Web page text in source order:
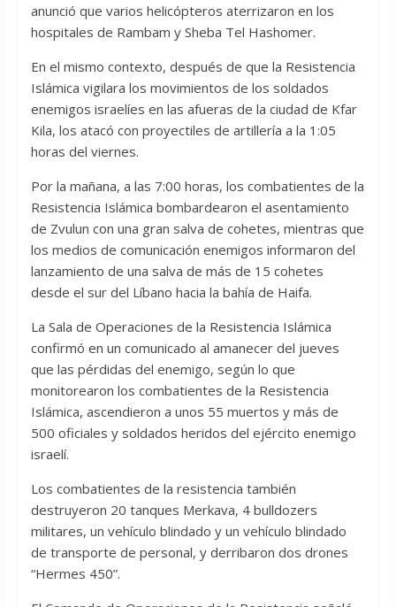
anunció que varios helicópteros aterrizaron en los
hospitales de Rambam y Sheba Tel Hashomer.
En el mismo contexto, después de que la Resistencia
Islámica vigilara los movimientos de los soldados
enemigos israelíes en las afueras de la ciudad de Kfar
Kila, los atacó con proyectiles de artillería a la 1:05
horas del viernes.
Por la mañana, a las 7:00 horas, los combatientes de la
Resistencia Islámica bombardearon el asentamiento
de Zvulun con una gran salva de cohetes, mientras que
los medios de comunicación enemigos informaron del
lanzamiento de una salva de más de 15 cohetes
desde el sur del Líbano hacia la bahía de Haifa.
La Sala de Operaciones de la Resistencia Islámica
confirmó en un comunicado al amanecer del jueves
que las pérdidas del enemigo, según lo que
monitorearon los combatientes de la Resistencia
Islámica, ascendieron a unos 55 muertos y más de
500 oficiales y soldados heridos del ejército enemigo
israelí.
Los combatientes de la resistencia también
destruyeron 20 tanques Merkava, 4 bulldozers
militares, un vehículo blindado y un vehículo blindado
de transporte de personal, y derribaron dos drones
“Hermes 450”.